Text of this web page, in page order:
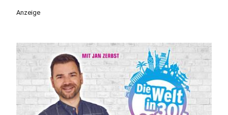
Anzeige